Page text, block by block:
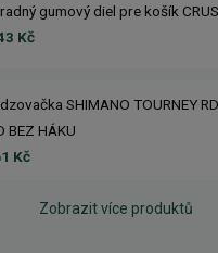
gumový diel pre košík
Kč
SHIMANO TOURNEY
BEZ HÁKU
Kč
Zobrazit více produktů